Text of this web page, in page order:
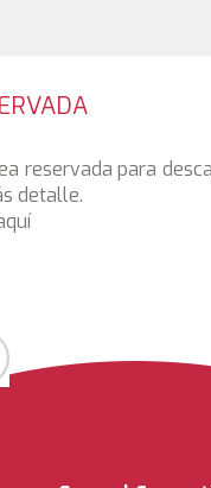
reservada para
detalle.